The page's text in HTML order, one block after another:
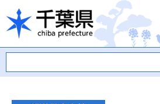
千葉県